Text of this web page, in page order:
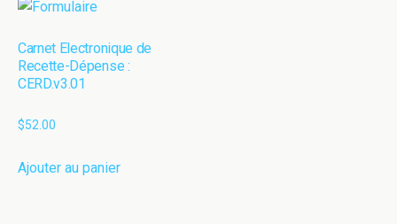
Carnet Electronique de
Recette-Dépense :
CERD.v3.01
$52.00
Ajouter au panier